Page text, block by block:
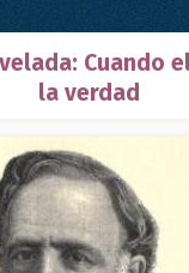
Cuando
la verdad